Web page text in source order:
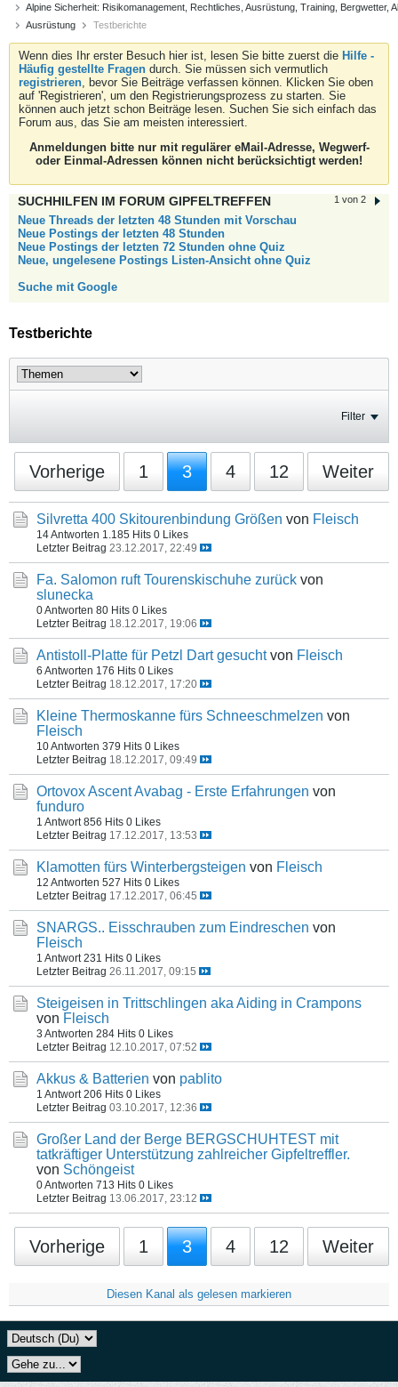
Alpine Sicherheit: Risikomanagement, Rechtliches, Ausrüstung, Training, Bergwetter,
Ausrüstung
Testberichte
Wenn dies Ihr erster Besuch hier ist, lesen Sie bitte zuerst die Hilfe -
Häufig gestellte Fragen durch. Sie müssen sich vermutlich
registrieren, bevor Sie Beiträge verfassen können. Klicken Sie oben
auf 'Registrieren', um den Registrierungsprozess zu starten. Sie
können auch jetzt schon Beiträge lesen. Suchen Sie sich einfach das
Forum aus, das Sie am meisten interessiert.
Anmeldungen bitte nur mit regulärer eMail-Adresse, Wegwerf-
oder Einmal-Adressen können nicht berücksichtigt werden!
1 von 2
SUCHHILFEN IM FORUM GIPFELTREFFEN
Neue Threads der letzten 48 Stunden mit Vorschau
Neue Postings der letzten 48 Stunden
Neue Postings der letzten 72 Stunden ohne Quiz
Neue, ungelesene Postings Listen-Ansicht ohne Quiz
Suche mit Google
Testberichte
Filter
Vorherige 1 3 4 12 Weiter
Silvretta 400 Skitourenbindung Größen von Fleisch
14 Antworten 1.185 Hits 0 Likes
Letzter Beitrag 23.12.2017, 22:49
Fa. Salomon ruft Tourenskischuhe zurück von
slunecka
0 Antworten 80 Hits 0 Likes
Letzter Beitrag 18.12.2017, 19:06
Antistoll-Platte für Petzl Dart gesucht von Fleisch
6 Antworten 176 Hits 0 Likes
Letzter Beitrag 18.12.2017, 17:20
Kleine Thermoskanne fürs Schneeschmelzen von
Fleisch
10 Antworten 379 Hits 0 Likes
Letzter Beitrag 18.12.2017, 09:49
Ortovox Ascent Avabag - Erste Erfahrungen von
funduro
1 Antwort 856 Hits 0 Likes
Letzter Beitrag 17.12.2017, 13:53
Klamotten fürs Winterbergsteigen von Fleisch
12 Antworten 527 Hits 0 Likes
Letzter Beitrag 17.12.2017, 06:45
SNARGS.. Eisschrauben zum Eindreschen von
Fleisch
1 Antwort 231 Hits 0 Likes
Letzter Beitrag 26.11.2017, 09:15
Steigeisen in Trittschlingen aka Aiding in Crampons
von Fleisch
3 Antworten 284 Hits 0 Likes
Letzter Beitrag 12.10.2017, 07:52
Akkus & Batterien von pablito
1 Antwort 206 Hits 0 Likes
Letzter Beitrag 03.10.2017, 12:36
Großer Land der Berge BERGSCHUHTEST mit
tatkräftiger Unterstützung zahlreicher Gipfeltreffler.
von Schöngeist
0 Antworten 713 Hits 0 Likes
Letzter Beitrag 13.06.2017, 23:12
Vorherige 1 3 4 12 Weiter
Diesen Kanal als gelesen markieren